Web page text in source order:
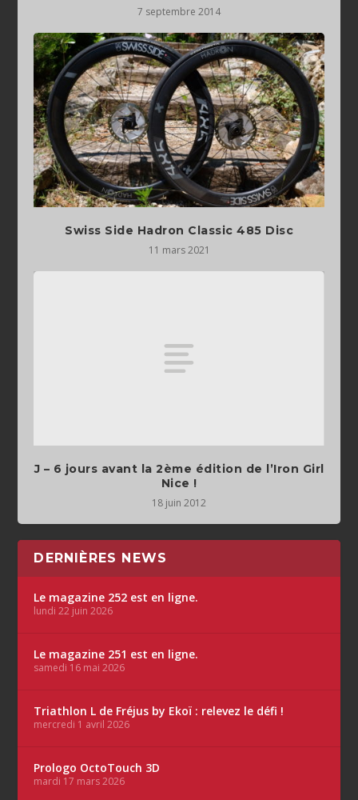
7 septembre 2014
Swiss Side Hadron Classic 485 Disc
11 mars 2021
J – 6 jours avant la 2ème édition de l’Iron Girl
Nice !
18 juin 2012
DERNIÈRES NEWS
Le magazine 252 est en ligne.
lundi 22 juin 2026
Le magazine 251 est en ligne.
samedi 16 mai 2026
Triathlon L de Fréjus by Ekoï : relevez le défi !
mercredi 1 avril 2026
Prologo OctoTouch 3D
mardi 17 mars 2026